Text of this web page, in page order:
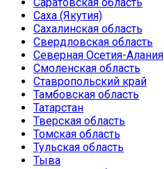
Саха (Якутия)
Сахалинская область
Свердловская область
Северная Осетия-Алания
Смоленская область
Ставропольский край
Тамбовская область
Татарстан
Тверская область
Томская область
Тульская область
Тыва